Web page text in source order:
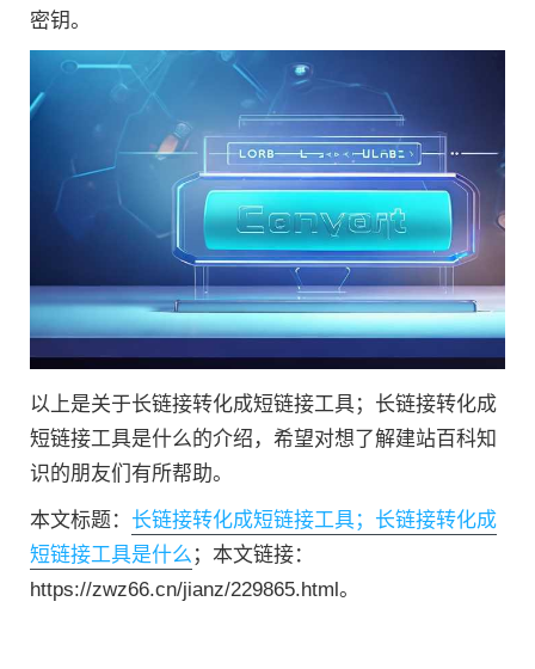
密钥。
以上是关于长链接转化成短链接工具；长链接转化成
短链接工具是什么的介绍，希望对想了解建站百科知
识的朋友们有所帮助。
本文标题： 长链接转化成短链接工具；长链接转化成
短链接工具是什么 ；本文链接：
https://zwz66.cn/jianz/229865.html。